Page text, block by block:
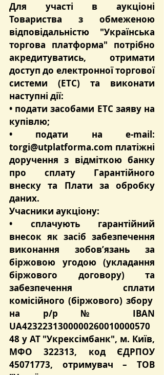
Для участі в аукціоні
Товариства з обмеженою
відповідальністю "Українська
торгова платформа" потрібно
акредитуватись, отримати
доступ до електронної торгової
системи (ЕТС) та виконати
наступні дії:
• подати засобами ЕТС заяву на
купівлю;
torgi@utplatforma.com платіжні
доручення з відміткою банку
про сплату Гарантійного
внеску та Плати за обробку
даних.
Учасники аукціону:
• сплачують гарантійний
внесок як засіб забезпечення
виконання зобов’язань за
біржовою угодою (укладання
біржового договору) та
забезпечення сплати
комісійного (біржового) збору
на р/р № IBAN
UA4232231300000260010000570
48 у АТ "Укрексімбанк", м. Київ,
МФО 322313, код ЄДРПОУ
45071773, отримувач – ТОВ